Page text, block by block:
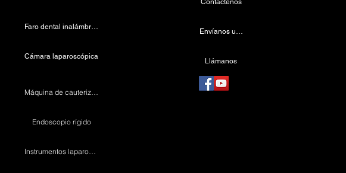
Faro dental inalámbrico
Cámara laparoscópica
Endoscopio rígido
Contáctenos
Envíanos un correo electrónico
Llámanos